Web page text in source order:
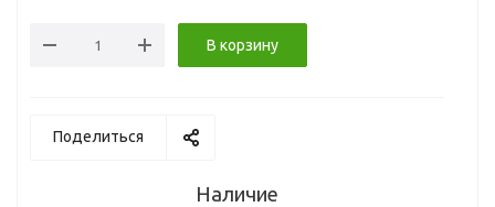
В корзину
Поделиться
Наличие